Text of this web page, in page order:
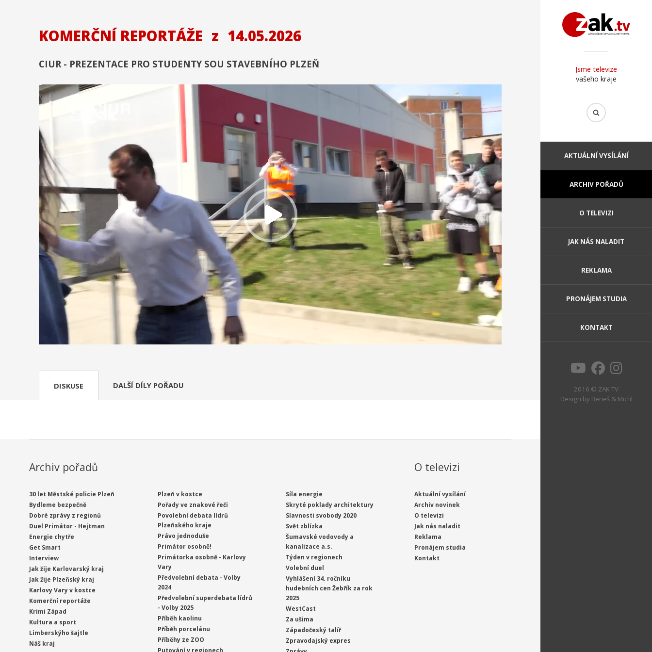
Jsme televize
vašeho kraje
AKTUÁLNÍ VYSÍLÁNÍ
ARCHIV POŘADŮ
O TELEVIZI
JAK NÁS NALADIT
REKLAMA
PRONÁJEM STUDIA
KONTAKT
2016 © ZAK TV
Design by Beneš & Michl
KOMERČNÍ REPORTÁŽE z 14.05.2026
CIUR - PREZENTACE PRO STUDENTY SOU STAVEBNÍHO PLZEŇ
DISKUSE DALŠÍ DÍLY POŘADU
Archiv pořadů
30 let Městské policie Plzeň
Bydleme bezpečně
Dobré zprávy z regionů
Duel Primátor - Hejtman
Energie chytře
Get Smart
Interview
Jak žije Karlovarský kraj
Jak žije Plzeňský kraj
Karlovy Vary v kostce
Komerční reportáže
Krimi Západ
Kultura a sport
Limberskýho šajtle
Náš kraj
Plzeň v kostce
Pořady ve znakové řeči
Povolební debata lídrů
Plzeňského kraje
Právo jednoduše
Primátor osobně!
Primátorka osobně - Karlovy
Vary
Předvolební debata - Volby
2024
Předvolební superdebata lídrů
- Volby 2025
Příběh kaolinu
Příběh porcelánu
Příběhy ze ZOO
Síla energie
Skryté poklady architektury
Slavnosti svobody 2020
Svět zblízka
Šumavské vodovody a
kanalizace a.s.
Týden v regionech
Volební duel
Vyhlášení 34. ročníku
hudebních cen Žebřík za rok
2025
WestCast
Za ušima
Západočeský talíř
Zpravodajský expres
O televizi
Aktuální vysílání
Archiv novinek
O televizi
Jak nás naladit
Reklama
Pronájem studia
Kontakt